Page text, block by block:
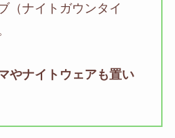
（ナイトガウンタイ
やナイトウェアも置い